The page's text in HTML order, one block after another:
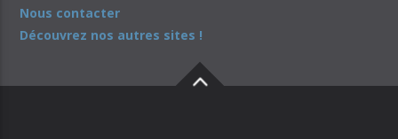
Nous contacter
Découvrez nos autres sites !